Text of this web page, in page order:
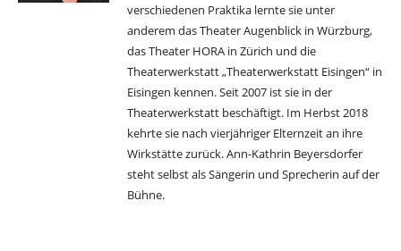
verschiedenen Praktika lernte sie unter
anderem das Theater Augenblick in Würzburg,
das Theater HORA in Zürich und die
Theaterwerkstatt „Theaterwerkstatt Eisingen“ in
Eisingen kennen. Seit 2007 ist sie in der
Theaterwerkstatt beschäftigt. Im Herbst 2018
kehrte sie nach vierjähriger Elternzeit an ihre
Wirkstätte zurück. Ann-Kathrin Beyersdorfer
steht selbst als Sängerin und Sprecherin auf der
Bühne.